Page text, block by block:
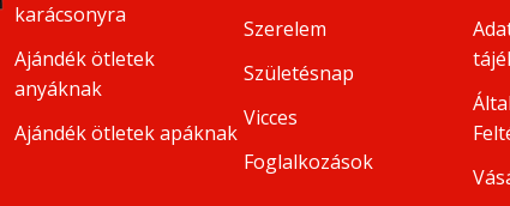
karácsonyra
Ajándék ötletek
anyáknak
Ajándék ötletek apáknak
Szerelem
Születésnap
Vicces
Foglalkozások